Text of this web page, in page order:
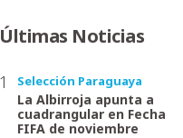
Últimas Noticias
Selección Paraguaya
La Albirroja apunta a
cuadrangular en Fecha
FIFA de noviembre